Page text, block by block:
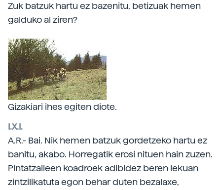
Zuk batzuk hartu ez bazenitu, betizuak hemen
galduko al ziren?
Gizakiari ihes egiten diote.
I.X.I.
A.R.- Bai. Nik hemen batzuk gordetzeko hartu ez
banitu, akabo. Horregatik erosi nituen hain zuzen.
Pintatzaileen koadroek adibidez beren lekuan
zintzilikatuta egon behar duten bezalaxe,